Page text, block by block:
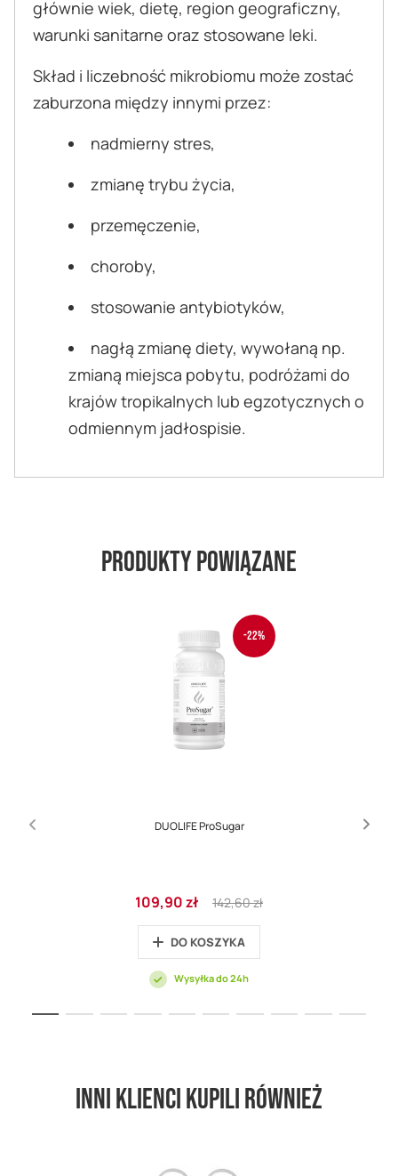
głównie wiek, dietę, region geograficzny,
warunki sanitarne oraz stosowane leki.
Skład i liczebność mikrobiomu może zostać
zaburzona między innymi przez:
nadmierny stres,
zmianę trybu życia,
przemęczenie,
choroby,
stosowanie antybiotyków,
nagłą zmianę diety, wywołaną np.
zmianą miejsca pobytu, podróżami do
krajów tropikalnych lub egzotycznych o
odmiennym jadłospisie.
Produkty powiązane
-22%
DUOLIFE ProSugar
Cena
promocyjna
109,90 zł
Regular
Price
142,60 zł
DO KOSZYKA
Wysyłka do 24h
Inni klienci kupili również